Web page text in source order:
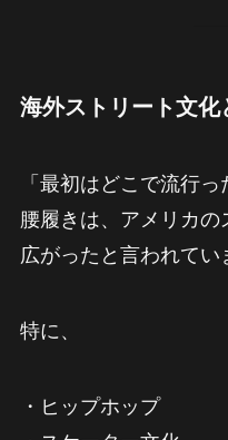
海外ストリート文化
「最初はどこで流行っ
腰履きは、アメリカの
広がったと言われてい
特に、
・ヒップホップ